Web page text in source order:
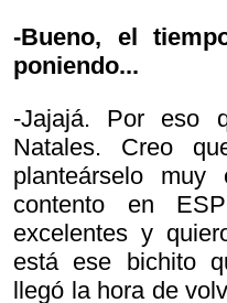
-Bueno, el
poniendo...
-Jajajá. Por eso
Natales. Creo
planteárselo
contento en
excelentes y
está ese bichito
llegó la hora de